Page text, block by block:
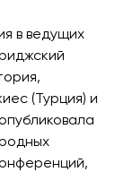
в ведущих
(Турция) и